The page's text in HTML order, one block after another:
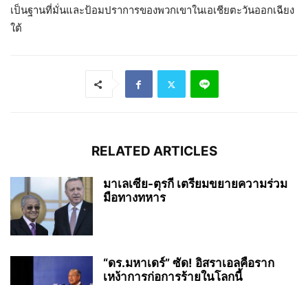
เป็นฐานที่มั่นและป้อมปราการของพวกเขาในเอเชียตะวันออกเฉียง
ใต้
RELATED ARTICLES
มาเลเซีย-ตุรกี เตรียมขยายความร่วม
มือทางทหาร
“ดร.มหาเดร์” ซัด! อิสราเอลคือราก
เหง้าการก่อการร้ายในโลกนี้